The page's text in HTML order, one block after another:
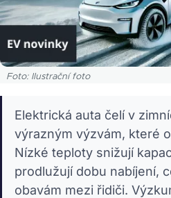
Foto: Ilustrační foto
Elektrická auta čelí v
výrazným výzvám, které
Nízké teploty snižují
prodlužují dobu nabíjení,
obavám mezi řidiči.